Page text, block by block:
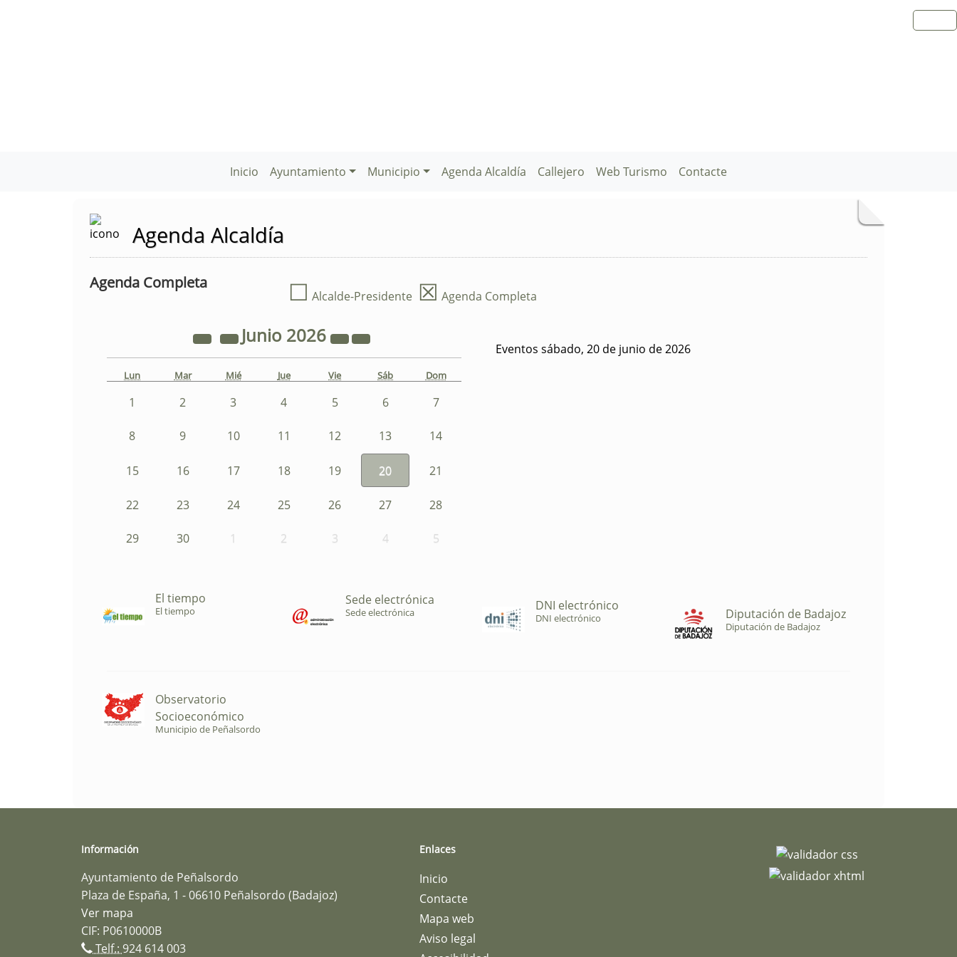
Inicio Ayuntamiento Municipio Agenda Alcaldía Callejero Web Turismo Contacte
Agenda Alcaldía
Agenda Completa ☐ Alcalde-Presidente ☒ Agenda Completa
Junio 2026
Lun Mar Mié Jue Vie Sáb Dom
1 2 3 4 5 6 7
8 9 10 11 12 13 14
15 16 17 18 19 20 21
22 23 24 25 26 27 28
29 30 1 2 3 4 5
Eventos sábado, 20 de junio de 2026
El tiempo
El tiempo
Sede electrónica
Sede electrónica DNI electrónico
DNI electrónico Diputación de Badajoz
Diputación de Badajoz
Observatorio
Socioeconómico
Municipio de Peñalsordo
Información
Ayuntamiento de Peñalsordo
Plaza de España, 1 - 06610 Peñalsordo (Badajoz)
Ver mapa
CIF: P0610000B
Telf.: 924 614 003
Enlaces
Inicio
Contacte
Mapa web
Aviso legal